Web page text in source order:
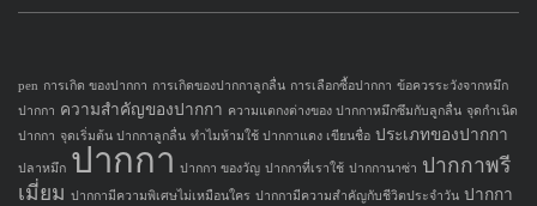
pen การเกิด ของปากกา การเกิดของปากกาลูกลื่น การเลือกซื้อปากกา ข้อควรระวังจากหมึก
ปากกา ความสำคัญของปากกา ความแตกงต่างของ ปากกาหมึกซึมกับลูกลื่น จุดกำเนิด
ปากกา จุดเริ่มต้น ปากกาลูกลื่น ทำไมห้ามใช้ ปากกาแดง เขียนชื่อ ประเภทของปากกา
ปลาหมึก ปากกา ปากกา ของวัญ ปากกาที่เราใช้ ปากกานาซ่า ปากกาพรี
เมี่ยม ปากกามีความพิเศษไม่เหมือนใคร ปากกามีความสำคัญกับชีวิตประจำวัน ปากกา